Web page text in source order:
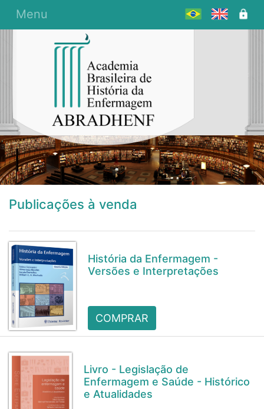
Menu
Publicações à venda
História da Enfermagem -
Versões e Interpretações
COMPRAR
Livro - Legislação de
Enfermagem e Saúde - Histórico
e Atualidades